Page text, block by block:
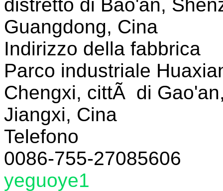
distretto di Bao'an,
Guangdong, Cina
Indirizzo della fabbrica
Parco industriale
Chengxi, cittÃ di
Jiangxi, Cina
Telefono
0086-755-27085606
yeguoye1